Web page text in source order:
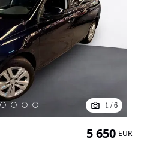
1 /6
5 650 EUR